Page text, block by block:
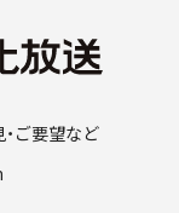
・ご要望など